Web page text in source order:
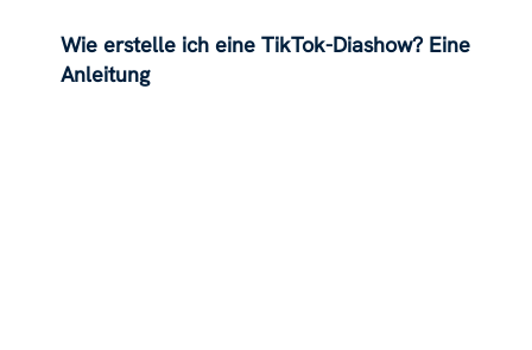
Wie erstelle ich eine TikTok-Diashow? Eine
Anleitung